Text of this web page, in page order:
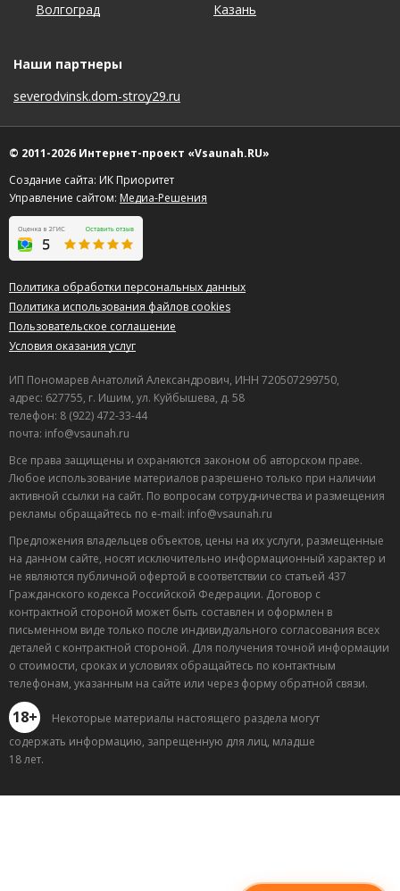
Волгоград
Казань
Красноярск
Нижний Новгород
Пермь
Саратов
Тюмень
Челябинск
Наши партнеры
severodvinsk.dom-stroy29.ru
© 2011-2026 Интернет-проект «Vsaunah.RU»
Создание сайта: ИК Приоритет
Управление сайтом: Медиа-Решения
Политика обработки персональных данных
Политика использования файлов cookies
Пользовательское соглашение
Условия оказания услуг
ИП Пономарев Анатолий Александрович, ИНН 720507299750,
адрес: 627755, г. Ишим, ул. Куйбышева, д. 58
телефон: 8 (922) 472-33-44
почта: info@vsaunah.ru
Все права защищены и охраняются законом об авторском праве.
Любое использование материалов разрешено только при наличии
активной ссылки на сайт. По вопросам сотрудничества и размещения
рекламы обращайтесь по e-mail: info@vsaunah.ru
Предложения владельцев объектов, цены на их услуги, размещенные
на данном сайте, носят исключительно информационный характер и
не являются публичной офертой в соответствии со статьей 437
Гражданского кодекса Российской Федерации. Договор с
контрактной стороной может быть составлен и оформлен в
письменном виде только после индивидуального согласования всех
деталей с контрактной стороной. Для получения точной информации
о стоимости, сроках и условиях обращайтесь по контактным
телефонам, указанным на сайте или через форму обратной связи.
18+
Некоторые материалы настоящего раздела могут
содержать информацию, запрещенную для лиц, младше
18 лет.
Подписывайтесь в Telegram или MAX —